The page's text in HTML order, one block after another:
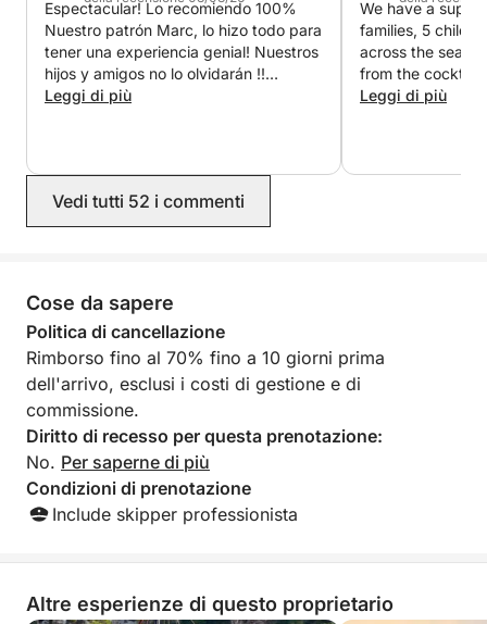
mare, a seconda della disponibilità, prima di
proseguire la crociera alla scoperta di zone più
incontaminate o semplicemente rilassatevi sul ponte
con un drink in mano.
che garantisce comfort e flessibilità per tutta la
giornata, questa escursione è ideale per famiglie,
coppie o piccoli gruppi in cerca di un'esperienza
delle condizioni del mare per garantire
un'esperienza ottimale e sicura.
Non perdere questa esperienza unica: prenota
subito la tua escursione privata e vivi Maiorca come
mai prima d'ora!
Espectacular! Lo recomiendo 100%
Nuestro patrón Marc, lo hizo todo para
tener una experiencia genial! Nuestros
hijos y amigos no lo olvidarán !!
Muchas gracias de nuevo.
Leggi di più
We have a super
families, 5
across the sea.
from the cocktail
swimming with fishes. Marc
Leggi di più
Vedi tutti 52 i commenti
Cose da sapere
Politica di cancellazione
Rimborso fino al 70% fino a 10 giorni prima
dell'arrivo, esclusi i costi di gestione e di
commissione.
Diritto di recesso per questa prenotazione:
No. Per saperne di più
Condizioni di prenotazione
Include skipper professionista
Altre esperienze di questo proprietario